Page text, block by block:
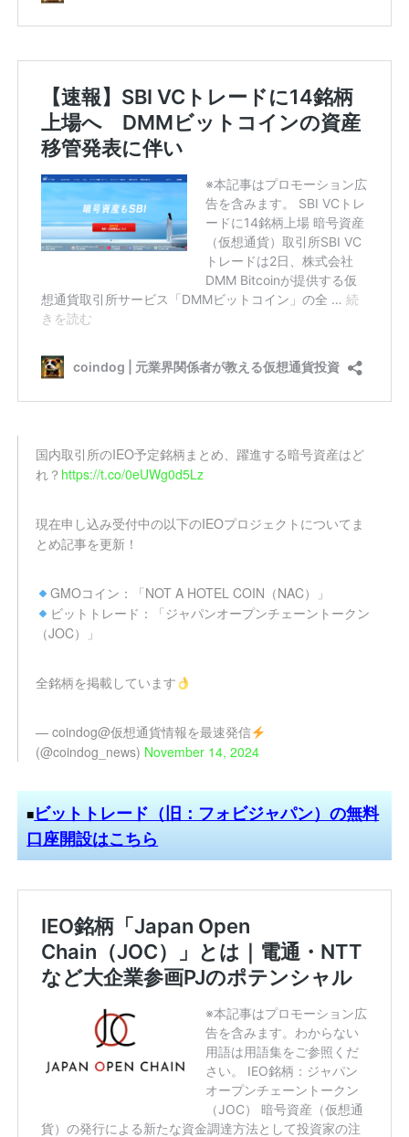
国内取引所のIEO予定銘柄まとめ、躍進する暗号資産はど
れ？ https://t.co/0eUWg0d5Lz
現在申し込み受付中の以下のIEOプロジェクトについてま
とめ記事を更新！
GMOコイン：「NOT A HOTEL COIN（NAC）」
ビットトレード：「ジャパンオープンチェーントークン
（JOC）」
全銘柄を掲載しています
— coindog@仮想通貨情報を最速発信
(@coindog_news) November 14, 2024
■ビットトレード（旧：フォビジャパン）の無料
口座開設はこちら